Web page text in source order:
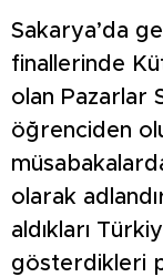
Sakarya’da
finallerinde
olan Pazarlar
öğrenciden
olarak
aldıkları
gösterdikleri